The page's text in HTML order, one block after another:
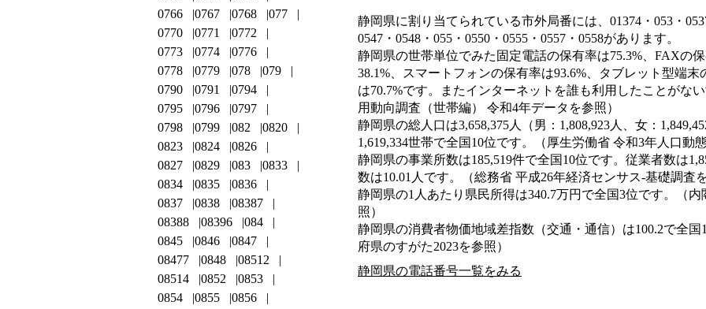
静岡県に割り当てられている市外局番には、01374・053・
0547・0548・055・0550・0555・0557・0558があります。
静岡県の世帯単位でみた固定電話の保有率は75.3%、FAXの
38.1%、スマートフォンの保有率は93.6%、タブレット型端
は70.7%です。またインターネットを誰も利用したことがな
用動向調査（世帯編） 令和4年データを参照）
静岡県の総人口は3,658,375人（男：1,808,923人、女：
1,619,334世帯で全国10位です。（厚生労働省 令和3年人口動
静岡県の事業所数は185,519件で全国10位です。従業者数は
数は10.01人です。（総務省 平成26年経済センサス‐基礎調査
静岡県の1人あたり県民所得は340.7万円で全国3位です。（
照）
静岡県の消費者物価地域差指数（交通・通信）は100.2で全
府県のすがた2023を参照）
静岡県の電話番号一覧をみる
0766
0767 0768
077
0770
0771
0772
0773
0774
0776
0778
0779 078
079
0790
0791
0794
0795
0796
0797
0798
0799 082
0820
0823
0824
0826
0827
0829 083
0833
0834
0835
0836
0837
0838
08387
08388
08396
084
0845
0846
0847
08477
0848
08512
08514
0852
0853
0854
0855
0856